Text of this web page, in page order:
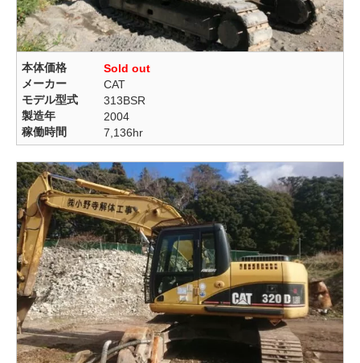
本体価格
Sold out
メーカー
CAT
モデル型式
313BSR
製造年
2004
稼働時間
7,136hr